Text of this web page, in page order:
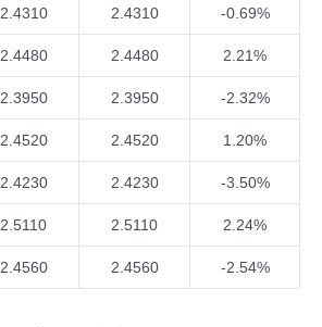
2.4310 2.4310 -0.69%
2.4480 2.4480 2.21%
2.3950 2.3950 -2.32%
2.4520 2.4520 1.20%
2.4230 2.4230 -3.50%
2.5110 2.5110 2.24%
2.4560 2.4560 -2.54%